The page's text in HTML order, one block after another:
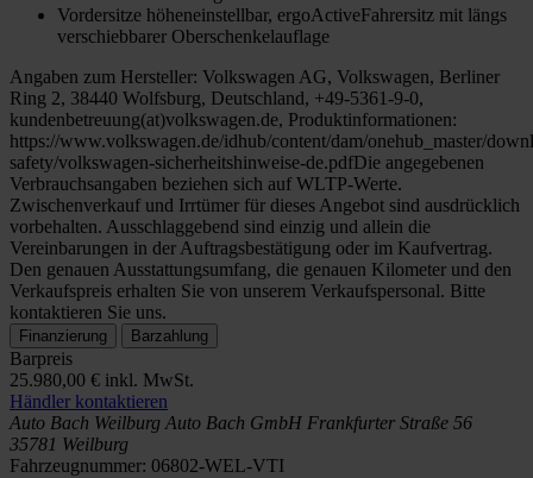
Vordersitze höheneinstellbar, ergoActiveFahrersitz mit längs
verschiebbarer Oberschenkelauflage
Angaben zum Hersteller: Volkswagen AG, Volkswagen, Berliner
Ring 2, 38440 Wolfsburg, Deutschland, +49-5361-9-0,
kundenbetreuung(at)volkswagen.de, Produktinformationen:
https://www.volkswagen.de/idhub/content/dam/onehub_master/
safety/volkswagen-sicherheitshinweise-de.pdfDie angegebenen
Verbrauchsangaben beziehen sich auf WLTP-Werte.
Zwischenverkauf und Irrtümer für dieses Angebot sind ausdrücklich
vorbehalten. Ausschlaggebend sind einzig und allein die
Vereinbarungen in der Auftragsbestätigung oder im Kaufvertrag.
Den genauen Ausstattungsumfang, die genauen Kilometer und den
Verkaufspreis erhalten Sie von unserem Verkaufspersonal. Bitte
kontaktieren Sie uns.
Finanzierung Barzahlung
Barpreis
25.980,00 € inkl. MwSt.
Händler kontaktieren
Auto Bach Weilburg Auto Bach GmbH Frankfurter Straße 56
35781 Weilburg
Fahrzeugnummer: 06802-WEL-VTI